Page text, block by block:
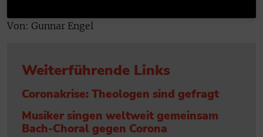
Von: Gunnar Engel
Weiterführende Links
Coronakrise: Theologen sind gefragt
Musiker singen weltweit gemeinsam
Bach-Choral gegen Corona